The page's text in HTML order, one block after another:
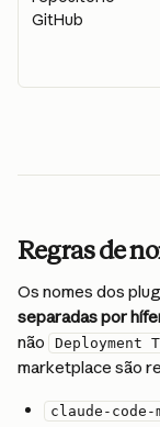
GitHub
Regras de
Os nomes dos
separadas por
não
Deployment
marketplace são
claude-code-